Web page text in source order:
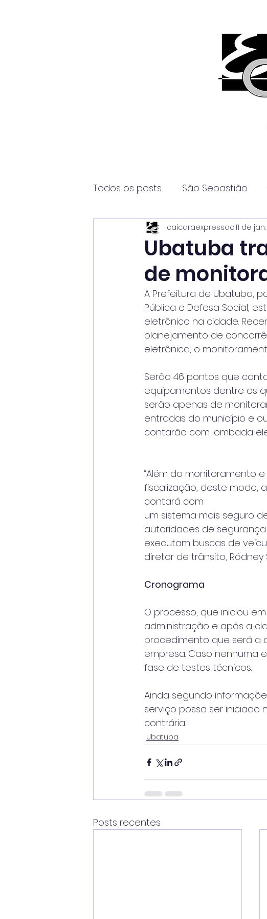
Todos os posts São Sebastião
Página2 Itanhaém
Ubatuba
de
caicaraexpressao11 de
A Prefeitura de Ubatuba,
Pública e Defesa Social,
eletrônico na cidade.
planejamento de
eletrônica, o
Serão 46 pontos que
equipamentos dentre os
serão apenas de
entradas do município e
contarão com lombada
“Além do monitoramento
fiscalização, deste modo,
contará com
um sistema mais seguro
autoridades de
executam buscas de
diretor de trânsito, Ródney
Cronograma
O processo, que iniciou
administração e após a
procedimento que será a
empresa. Caso nenhuma
fase de testes técnicos.
Ainda segundo
serviço possa ser iniciado
contrária.
Ubatuba
Posts recentes